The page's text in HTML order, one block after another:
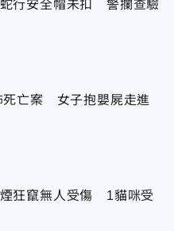
行安全帽未扣 警攔查驗
死亡案 女子抱嬰屍走進
狂竄無人受傷 1貓咪受